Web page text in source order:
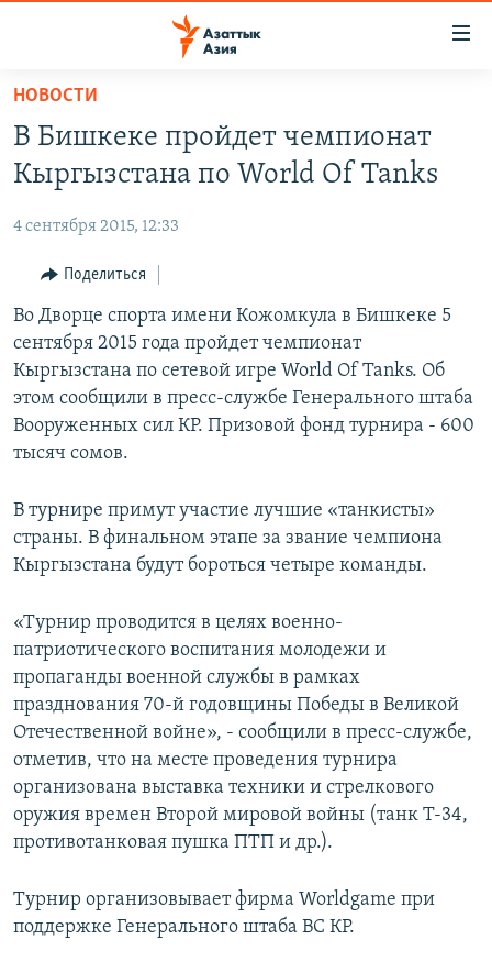
Вернуться
основному
содержанию
Вернутся
навигации
Вернутся
поиску
УЗБЕКИСТАН
ТАДЖИКИСТАН
ВОЙНА В УКРАИНЕ
НА ДРУГИХ ЯЗЫКАХ
ҚАЗАҚША
КЫРГЫЗЧА
ЎЗБЕКЧА
ТОҶИКӢ
TÜRKMENÇE
Все сайты РСЕ/РС
НОВОСТИ
В Бишкеке пройдет чемпионат
Кыргызстана по World Of Tanks
4 сентября 2015, 12:33
Поделиться
Во Дворце спорта имени Кожомкула в Бишкеке 5
сентября 2015 года пройдет чемпионат
Кыргызстана по сетевой игре World Of Tanks. Об
этом сообщили в пресс-службе Генерального штаба
Вооруженных сил КР. Призовой фонд турнира - 600
тысяч сомов.
В турнире примут участие лучшие «танкисты»
страны. В финальном этапе за звание чемпиона
Кыргызстана будут бороться четыре команды.
«Турнир проводится в целях военно-
патриотического воспитания молодежи и
пропаганды военной службы в рамках
празднования 70-й годовщины Победы в Великой
Отечественной войне», - сообщили в пресс-службе,
отметив, что на месте проведения турнира
организована выставка техники и стрелкового
оружия времен Второй мировой войны (танк Т-34,
противотанковая пушка ПТП и др.).
Турнир организовывает фирма Worldgame при
поддержке Генерального штаба ВС КР.